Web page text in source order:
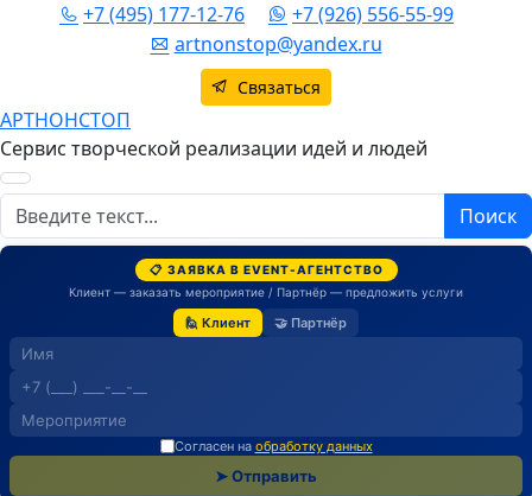
+7 (495) 177-12-76
+7 (926) 556-55-99
artnonstop@yandex.ru
Связаться
АРТНОНСТОП
Сервис творческой реализации идей и людей
Поиск Поиск
📋 ЗАЯВКА В EVENT-АГЕНТСТВО
Клиент — заказать мероприятие / Партнёр — предложить услуги
🙋 Клиент 🤝 Партнёр
Согласен на обработку данных
➤ Отправить